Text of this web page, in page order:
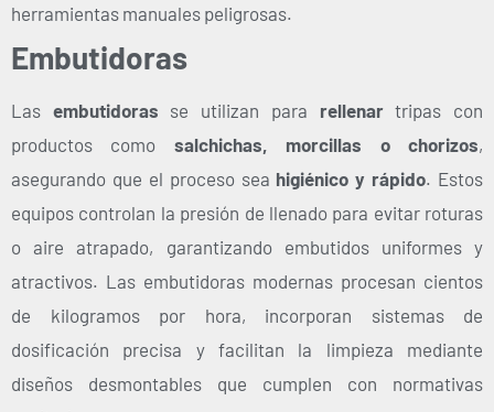
herramientas manuales peligrosas.
Embutidoras
Las embutidoras se utilizan para rellenartripas con
productos como salchichas, morcillas o chorizos,
asegurando que el proceso sea higiénico y rápido. Estos
equipos controlan la presión de llenado para evitar roturas
o aire atrapado, garantizando embutidos uniformes y
atractivos. Las embutidoras modernas procesan cientos
de kilogramos por hora, incorporan sistemas de
dosificación precisa y facilitan la limpieza mediante
diseños desmontables que cumplen con normativas